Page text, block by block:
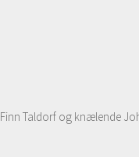
Taldorf og knælende